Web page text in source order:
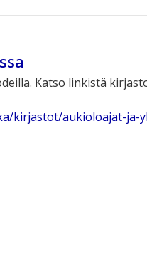
Katso linkistä
kirjastot/aukioloajat-